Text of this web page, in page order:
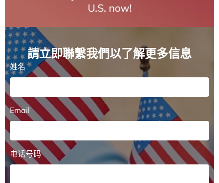
請立即聯繫我們以了解更多信息
姓名
Email
电话号码